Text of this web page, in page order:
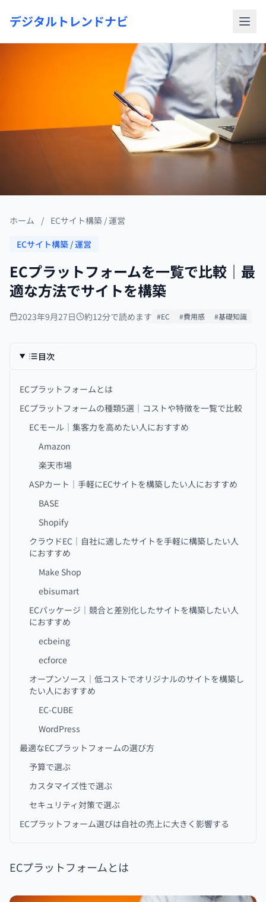
デジタルトレンドナビ
ホーム / ECサイト構築 / 運営
ECサイト構築 / 運営
ECプラットフォームを一覧で比較｜最
適な方法でサイトを構築
2023年9月27日 約12分で読めます #EC #費用感 #基礎知識
目次
ECプラットフォームとは
ECプラットフォームの種類5選｜コストや特徴を一覧で比較
ECモール｜集客力を高めたい人におすすめ
Amazon
楽天市場
ASPカート｜手軽にECサイトを構築したい人におすすめ
BASE
Shopify
クラウドEC｜自社に適したサイトを手軽に構築したい人
におすすめ
Make Shop
ebisumart
ECパッケージ｜競合と差別化したサイトを構築したい人
におすすめ
ecbeing
ecforce
オープンソース｜低コストでオリジナルのサイトを構築し
たい人におすすめ
EC-CUBE
WordPress
最適なECプラットフォームの選び方
予算で選ぶ
カスタマイズ性で選ぶ
セキュリティ対策で選ぶ
ECプラットフォーム選びは自社の売上に大きく影響する
ECプラットフォームとは